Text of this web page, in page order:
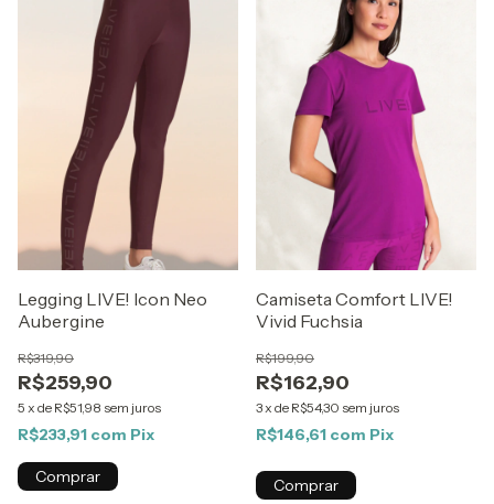
Legging LIVE! Icon Neo
Aubergine
R$259,90
R$319,90
5 x de R$51,98 sem juros
R$233,91 com Pix
Comprar
Camiseta Comfort LIVE!
Vivid Fuchsia
R$162,90
R$199,90
3x de R$54,30 sem juros
R$146,61 com Pix
Comprar